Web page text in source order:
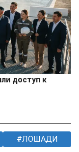
доступ к
ЛОШАДИ